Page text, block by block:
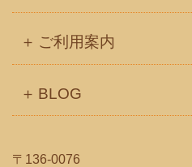
ご利用案内
BLOG
〒136-0076